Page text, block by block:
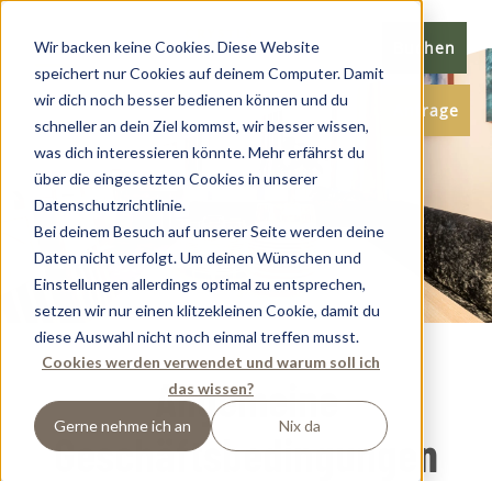
Wir backen keine Cookies. Diese Website
speichert nur Cookies auf deinem Computer. Damit
wir dich noch besser bedienen können und du
schneller an dein Ziel kommst, wir besser wissen,
was dich interessieren könnte. Mehr erfährst du
über die eingesetzten Cookies in unserer
Datenschutzrichtlinie.
Bei deinem Besuch auf unserer Seite werden deine
Daten nicht verfolgt. Um deinen Wünschen und
Einstellungen allerdings optimal zu entsprechen,
setzen wir nur einen klitzekleinen Cookie, damit du
diese Auswahl nicht noch einmal treffen musst.
Cookies werden verwendet und warum soll ich
das wissen?
Gerne nehme ich an Nix da
Buchen
Anfrage
Allgemeine
Geschäftsbedingungen